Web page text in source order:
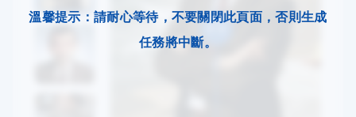
溫馨提示：請耐心等待，不要關閉此頁面，否則生成
任務將中斷。